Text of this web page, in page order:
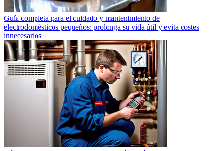
Guía completa para el cuidado y mantenimiento de
electrodomésticos pequeños: prolonga su vida útil y evita costes
innecesarios